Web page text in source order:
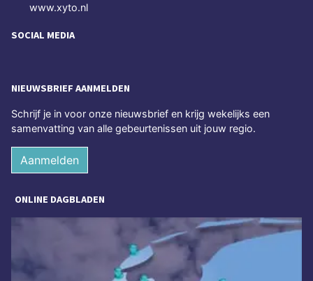
www.xyto.nl
SOCIAL MEDIA
NIEUWSBRIEF AANMELDEN
Schrijf je in voor onze nieuwsbrief en krijg wekelijks een
samenvatting van alle gebeurtenissen uit jouw regio.
Aanmelden
ONLINE DAGBLADEN